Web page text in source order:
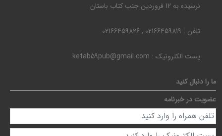
نرسیده به 12 فروردین جنب کتاب باستان
تلفن : 02166459819 , 02166459826
پست الکترونیک : ketab59pub@gmail.com
ما را دنبال کنید
عضویت در خبرنامه